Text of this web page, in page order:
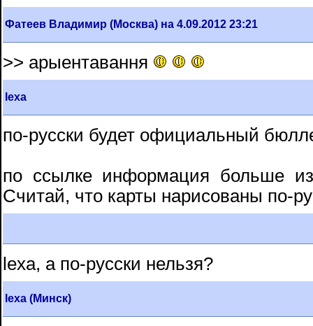
Фатеев Владимир (Москва) на 4.09.2012 23:21
>> арыентавання
lexa
по-русски будет официальный
по ссылке информация больше из
Считай, что карты нарисованы по-
lexa, а по-русски нельзя?
lexa (Минск)